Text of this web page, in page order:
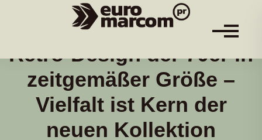
Retro-Design der 70er in
zeitgemäßer Größe –
Vielfalt ist Kern der
neuen Kollektion